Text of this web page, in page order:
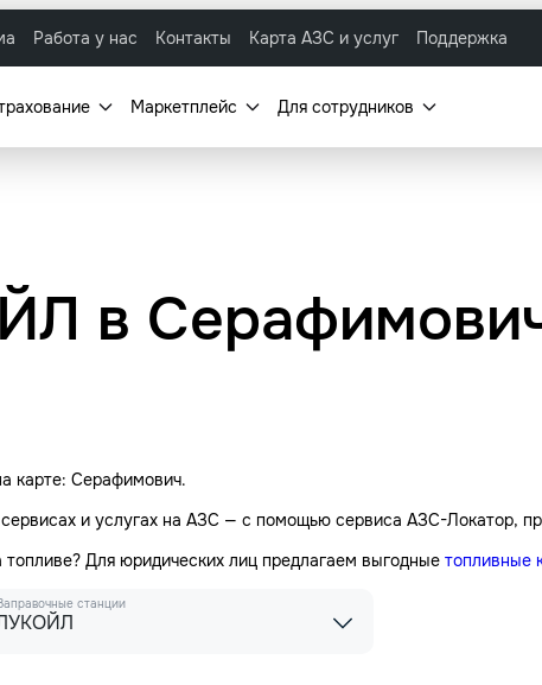
Работа у нас Контакты Карта АЗС и услуг Поддержка
Маркетплейс Для сотрудников
в
карте: Серафимович.
и услугах на АЗС — с помощью сервиса АЗС-Локатор,
Для юридических лиц предлагаем выгодные топливные
станции